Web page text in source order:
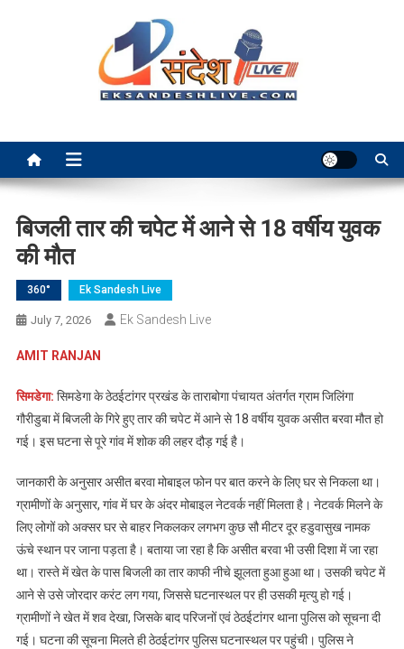
बिजली तार की चपेट में आने से 18 वर्षीय युवक
की मौत
360° Ek Sandesh Live
July 7, 2026 Ek Sandesh Live
AMIT RANJAN
सिमडेगा: सिमडेगा के ठेठईटांगर प्रखंड के ताराबोगा पंचायत अंतर्गत ग्राम जिलिंगा
गौरीडुबा में बिजली के गिरे हुए तार की चपेट में आने से 18 वर्षीय युवक असीत बरवा मौत हो
गई। इस घटना से पूरे गांव में शोक की लहर दौड़ गई है।
जानकारी के अनुसार असीत बरवा मोबाइल फोन पर बात करने के लिए घर से निकला था।
ग्रामीणों के अनुसार, गांव में घर के अंदर मोबाइल नेटवर्क नहीं मिलता है। नेटवर्क मिलने के
लिए लोगों को अक्सर घर से बाहर निकलकर लगभग कुछ सौ मीटर दूर हडुवासुख नामक
ऊंचे स्थान पर जाना पड़ता है। बताया जा रहा है कि असीत बरवा भी उसी दिशा में जा रहा
था। रास्ते में खेत के पास बिजली का तार काफी नीचे झूलता हुआ हुआ था। उसकी चपेट में
आने से उसे जोरदार करंट लग गया, जिससे घटनास्थल पर ही उसकी मृत्यु हो गई।
ग्रामीणों ने खेत में शव देखा, जिसके बाद परिजनों एवं ठेठईटांगर थाना पुलिस को सूचना दी
गई। घटना की सूचना मिलते ही ठेठईटांगर पुलिस घटनास्थल पर पहुंची। पुलिस ने